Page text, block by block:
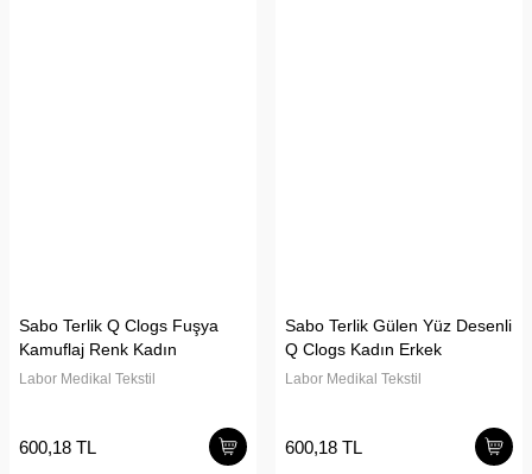
Sabo Terlik Q Clogs Fuşya
Kamuflaj Renk Kadın
Labor Medikal Tekstil
600,18 TL
Sabo Terlik Gülen Yüz Desenli
Q Clogs Kadın Erkek
Labor Medikal Tekstil
600,18 TL